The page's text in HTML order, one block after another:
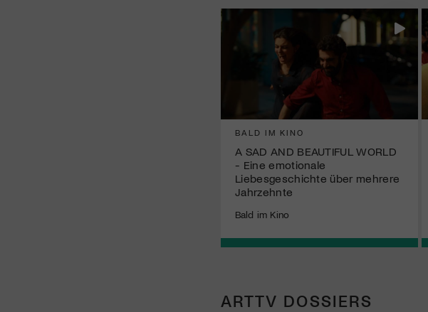
BALD IM KINO
A SAD AND BEAUTIFUL WORLD
- Eine emotionale
Liebesgeschichte über mehrere
Jahrzehnte
Bald im Kino
ARTTV DOSSIERS